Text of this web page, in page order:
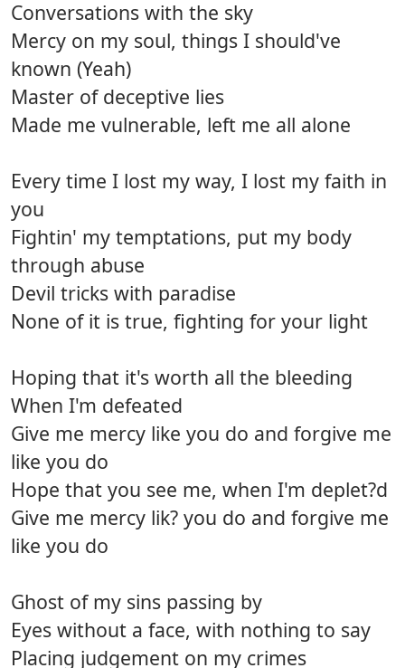
Conversations with the sky
Mercy on my soul, things I should've
known (Yeah)
Master of deceptive lies
Made me vulnerable, left me all alone
Every time I lost my way, I lost my faith in
you
Fightin' my temptations, put my body
through abuse
Devil tricks with paradise
None of it is true, fighting for your light
Hoping that it's worth all the bleeding
When I'm defeated
Give me mercy like you do and forgive me
like you do
Hope that you see me, when I'm deplet?d
Give me mercy lik? you do and forgive me
like you do
Ghost of my sins passing by
Eyes without a face, with nothing to say
Placing judgement on my crimes